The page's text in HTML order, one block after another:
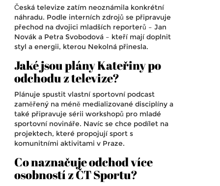
Česká televize zatím neoznámila konkrétní
náhradu. Podle interních zdrojů se připravuje
přechod na dvojici mladších reporterů – Jan
Novák a Petra Svobodová – kteří mají doplnit
styl a energii, kterou Nekolná přinesla.
Jaké jsou plány Kateřiny po
odchodu z televize?
Plánuje spustit vlastní sportovní podcast
zaměřený na méně medializované disciplíny a
také připravuje sérii workshopů pro mladé
sportovní novináře. Navíc se chce podílet na
projektech, které propojují sport s
komunitními aktivitami v Praze.
Co naznačuje odchod více
osobností z ČT Sportu?